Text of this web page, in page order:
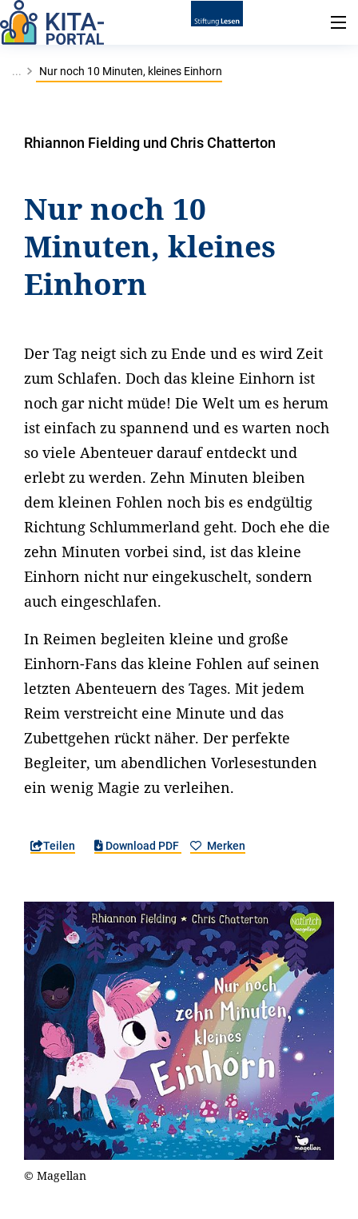
... Nur noch 10 Minuten, kleines Einhorn
Rhiannon Fielding und Chris Chatterton
Nur noch 10
Minuten, kleines
Einhorn
Der Tag neigt sich zu Ende und es wird Zeit
zum Schlafen. Doch das kleine Einhorn ist
noch gar nicht müde! Die Welt um es herum
ist einfach zu spannend und es warten noch
so viele Abenteuer darauf entdeckt und
erlebt zu werden. Zehn Minuten bleiben
dem kleinen Fohlen noch bis es endgültig
Richtung Schlummerland geht. Doch ehe die
zehn Minuten vorbei sind, ist das kleine
Einhorn nicht nur eingekuschelt, sondern
auch eingeschlafen.
In Reimen begleiten kleine und große
Einhorn-Fans das kleine Fohlen auf seinen
letzten Abenteuern des Tages. Mit jedem
Reim verstreicht eine Minute und das
Zubettgehen rückt näher. Der perfekte
Begleiter, um abendlichen Vorlesestunden
ein wenig Magie zu verleihen.
Teilen Download PDF Merken
© Magellan